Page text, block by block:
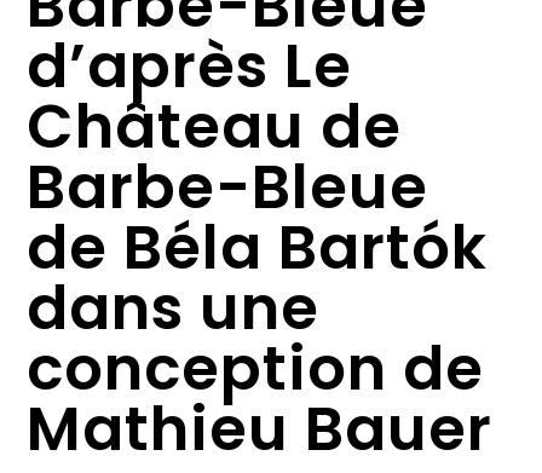
d’après Le
Château de
Barbe-Bleue
de Béla Bartók
dans une
conception de
Mathieu Bauer